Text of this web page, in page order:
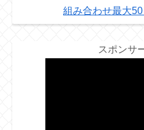
組み合わせ最大
スポンサ